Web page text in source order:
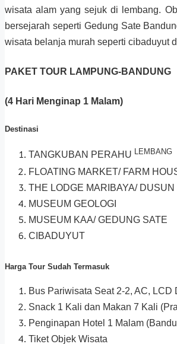
wisata alam yang sejuk di lembang.
bersejarah seperti Gedung Sate
wisata belanja murah seperti cibaduyut
PAKET TOUR LAMPUNG-BANDUNG
(4 Hari Menginap 1 Malam)
Destinasi
TANGKUBAN PERAHU LEMBANG
FLOATING MARKET/ FARM
THE LODGE MARIBAYA/ DUSUN
MUSEUM GEOLOGI
MUSEUM KAA/ GEDUNG SATE
CIBADUYUT
Harga Tour Sudah Termasuk
Bus Pariwisata Seat 2-2, AC,
Snack 1 Kali dan Makan 7 Kali
Penginapan Hotel 1 Malam
Tiket Objek Wisata